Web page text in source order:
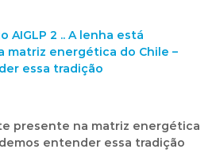
AIGLP 2 .. A lenha está
matriz energética do Chile –
essa tradição
presente na matriz energética
entender essa tradição